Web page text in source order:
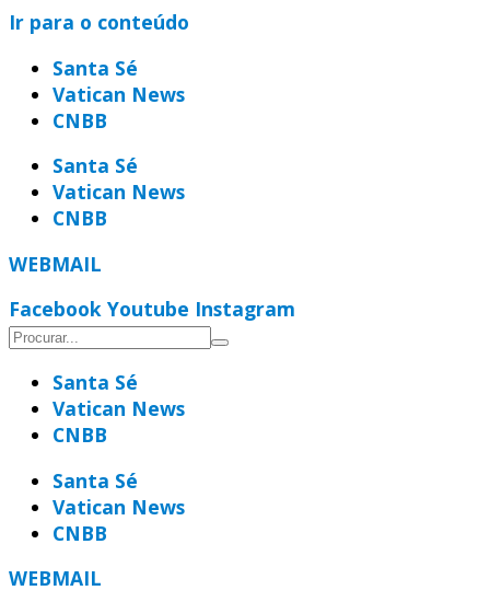
Ir para o conteúdo
Santa Sé
Vatican News
CNBB
Santa Sé
Vatican News
CNBB
WEBMAIL
Facebook Youtube Instagram
Santa Sé
Vatican News
CNBB
Santa Sé
Vatican News
CNBB
WEBMAIL